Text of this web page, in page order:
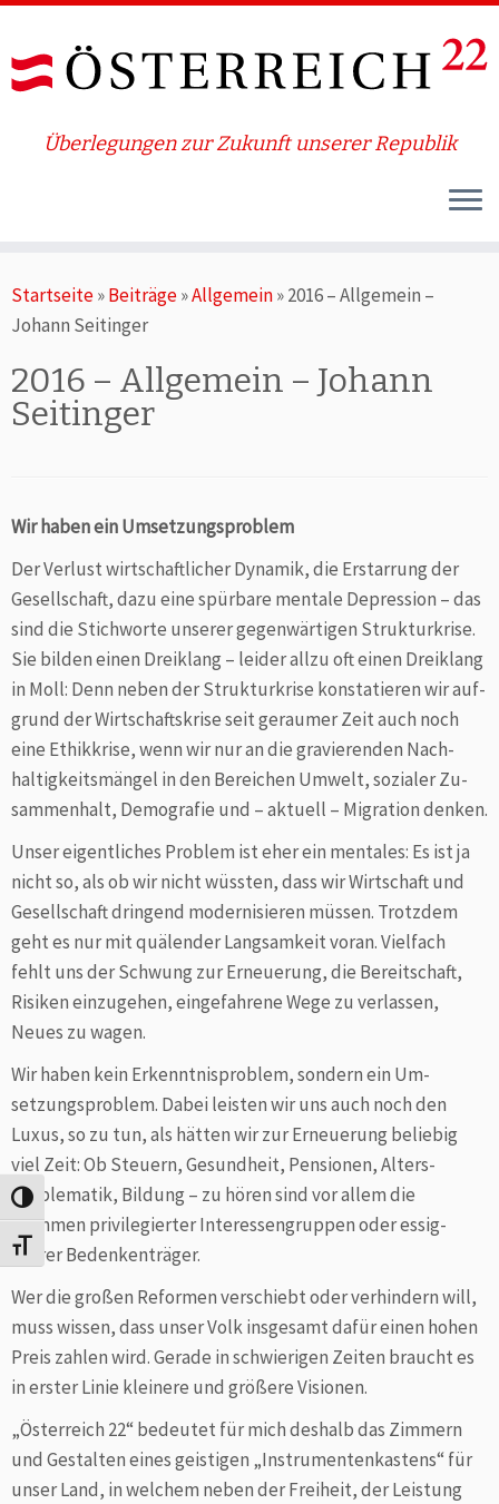
Umschalten auf hohe Kontraste
Schrift vergrößern
Inhalt
springen
Überlegungen zur Zukunft unserer Republik
Startseite»Beiträge»Allgemein»2016 – Allgemein –
Johann Seitinger
2016 – Allgemein – Johann
Seitinger
Wir haben ein Umsetzungsproblem
Der Verlust wirtschaftlicher Dynamik, die Erstarrung der
Gesellschaft, dazu eine spürbare mentale Depression – das
sind die Stichworte unserer gegenwärtigen Struktur­krise.
Sie bilden einen Dreiklang – leider allzu oft einen Drei­klang
in Moll: Denn neben der Strukturkrise konstatieren wir auf­
grund der Wirtschaftskrise seit geraumer Zeit auch noch
eine Ethikkrise, wenn wir nur an die gravierenden Nach­
haltig­keitsmängel in den Bereichen Umwelt, sozialer Zu­
sammenhalt, Demografie und – aktuell – Migration denken.
Unser eigentliches Problem ist eher ein mentales: Es ist ja
nicht so, als ob wir nicht wüssten, dass wir Wirtschaft und
Gesellschaft dringend modernisieren müssen. Trotz­dem
geht es nur mit quälender Langsamkeit voran. Vielfach
fehlt uns der Schwung zur Erneuerung, die Bereit­schaft,
Risiken einzugehen, eingefahrene Wege zu ver­lassen,
Neues zu wagen.
Wir haben kein Erkenntnisproblem, sondern ein Um­
setzungs­­problem. Dabei leisten wir uns auch noch den
Luxus, so zu tun, als hätten wir zur Erneuerung be­liebig
viel Zeit: Ob Steuern, Gesundheit, Pensionen, Alters­
problematik, Bildung – zu hören sind vor allem die
Stimmen privilegierter Interessengruppen oder essig­
saurer Bedenkenträger.
Wer die großen Reformen verschiebt oder verhindern will,
muss wissen, dass unser Volk insgesamt dafür einen hohen
Preis zahlen wird. Gerade in schwierigen Zeiten braucht es
in erster Linie kleinere und größere Visionen.
„Österreich 22“ bedeutet für mich deshalb das Zimmern
und Gestalten eines geistigen „Instrumenten­kastens“ für
unser Land, in welchem neben der Freiheit, der Leistung